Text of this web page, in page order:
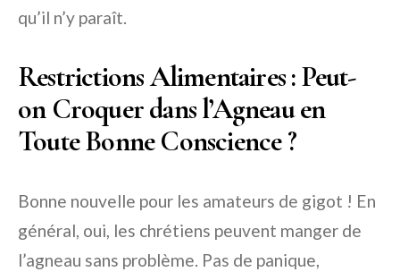
qu’il n’y paraît.
Restrictions Alimentaires : Peut-
on Croquer dans l’Agneau en
Toute Bonne Conscience ?
Bonne nouvelle pour les amateurs de gigot ! En
général, oui, les chrétiens peuvent manger de
l’agneau sans problème. Pas de panique,